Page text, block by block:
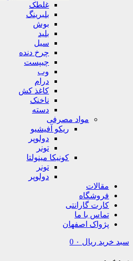
غلطک
بلبرینگ
بوش
بلید
سیل
چرخ دنده
چیپست
وب
درام
کاغذ کش
ناخنک
دسته
مواد مصرفی
ریکو آفیشیو
دولوپر
تونر
کونیکا مینولتا
تونر
دولوپر
مقالات
فروشگاه
کارت گارانتی
تماس با ما
پژواک اصفهان
سبد خرید ریال 0